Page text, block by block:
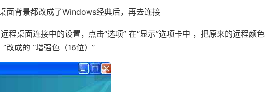
面背景都改成了Windows经典后，再去连接
程桌面连接中的设置，点击“选项” 在“显示”选项卡中 ，把原来的远程颜色
改成的 “增强色（16位）”